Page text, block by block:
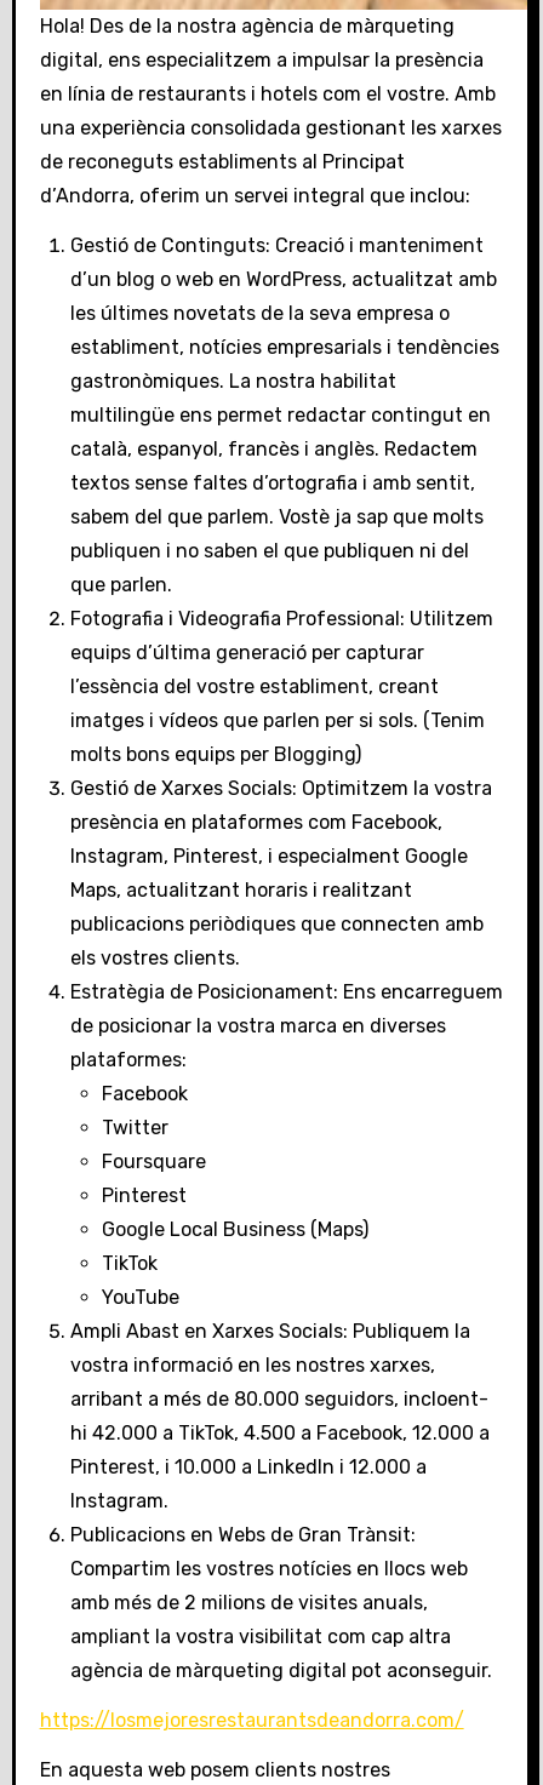
Hola! Des de la nostra agència de màrqueting
digital, ens especialitzem a impulsar la presència
en línia de restaurants i hotels com el vostre. Amb
una experiència consolidada gestionant les xarxes
de reconeguts establiments al Principat
d’Andorra, oferim un servei integral que inclou:
Gestió de Continguts: Creació i manteniment
d’un blog o web en WordPress, actualitzat amb
les últimes novetats de la seva empresa o
establiment, notícies empresarials i tendències
gastronòmiques. La nostra habilitat
multilingüe ens permet redactar contingut en
català, espanyol, francès i anglès. Redactem
textos sense faltes d’ortografia i amb sentit,
sabem del que parlem. Vostè ja sap que molts
publiquen i no saben el que publiquen ni del
que parlen.
Fotografia i Videografia Professional: Utilitzem
equips d’última generació per capturar
l’essència del vostre establiment, creant
imatges i vídeos que parlen per si sols. (Tenim
molts bons equips per Blogging)
Gestió de Xarxes Socials: Optimitzem la vostra
presència en plataformes com Facebook,
Instagram, Pinterest, i especialment Google
Maps, actualitzant horaris i realitzant
publicacions periòdiques que connecten amb
els vostres clients.
Estratègia de Posicionament: Ens encarreguem
de posicionar la vostra marca en diverses
plataformes:
Facebook
Twitter
Foursquare
Pinterest
Google Local Business (Maps)
TikTok
YouTube
Ampli Abast en Xarxes Socials: Publiquem la
vostra informació en les nostres xarxes,
arribant a més de 80.000 seguidors, incloent-
hi 42.000 a TikTok, 4.500 a Facebook, 12.000 a
Pinterest, i 10.000 a LinkedIn i 12.000 a
Instagram.
Publicacions en Webs de Gran Trànsit:
Compartim les vostres notícies en llocs web
amb més de 2 milions de visites anuals,
ampliant la vostra visibilitat com cap altra
agència de màrqueting digital pot aconseguir.
https://losmejoresrestaurantsdeandorra.com/
En aquesta web posem clients nostres